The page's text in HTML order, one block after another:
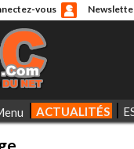
vous
ACTUALITÉS